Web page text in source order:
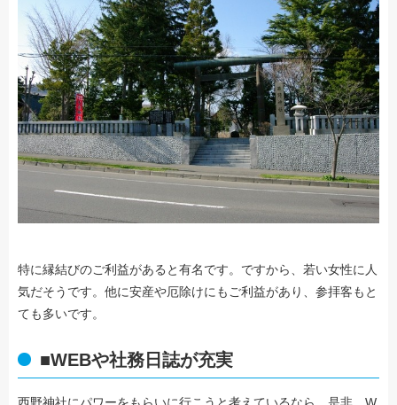
特に縁結びのご利益があると有名です。ですから、若い女性に人
気だそうです。他に安産や厄除けにもご利益があり、参拝客もと
ても多いです。
■WEBや社務日誌が充実
西野神社にパワーをもらいに行こうと考えているなら、是非、 W